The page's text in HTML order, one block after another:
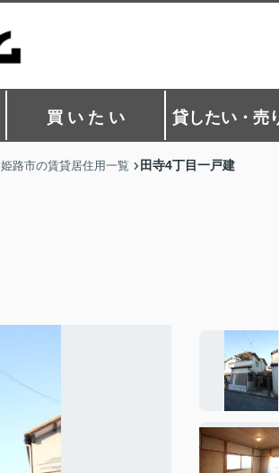
買 い た い 貸したい・売
姫路市の賃貸居住用一覧 田寺4丁目一戸建